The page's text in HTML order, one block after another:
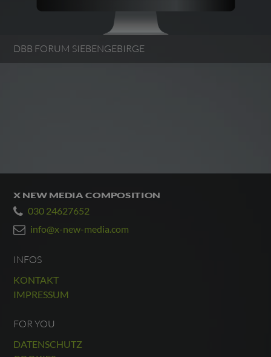
DBB FORUM SIEBENGEBIRGE
X NEW MEDIA COMPOSITION
030 24627652
info@x-new-media.com
INFOS
KONTAKT
IMPRESSUM
FOR YOU
DATENSCHUTZ